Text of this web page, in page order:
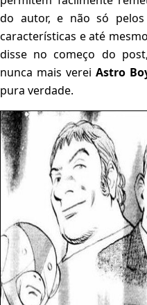
do autor, e não só
características e até
disse no começo do post,
nunca mais verei Astro
pura verdade.